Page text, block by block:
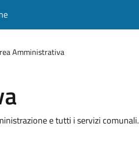
Amministrativa
e tutti i servizi comunali.